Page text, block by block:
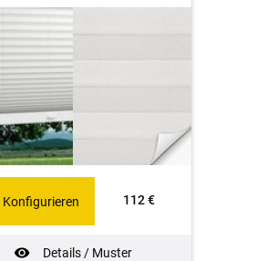
112 €
Details / Muster
Konfigurieren